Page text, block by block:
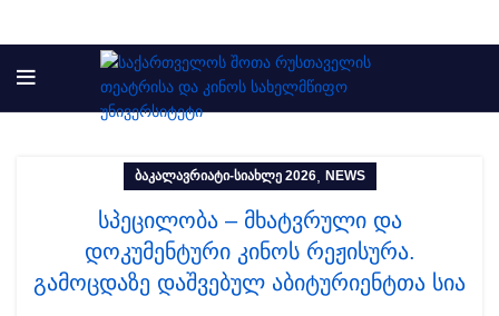
ᲑᲐᲙᲐᲚᲐᲕᲠᲘᲐᲢᲘ-ᲡᲘᲐᲮᲚᲔ 2026, NEWS
სპეცილობა – მხატვრული და
დოკუმენტური კინოს რეჟისურა.
გამოცდაზე დაშვებულ აბიტურიენტთა სია